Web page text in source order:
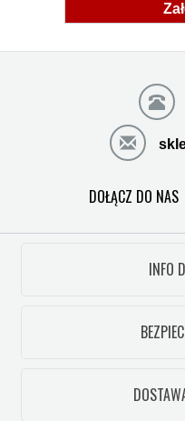
DOŁĄCZ DO NAS
INFO